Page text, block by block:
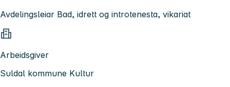
Avdelingsleiar Bad, idrett og introtenesta, vikariat
Arbeidsgiver
Suldal kommune Kultur